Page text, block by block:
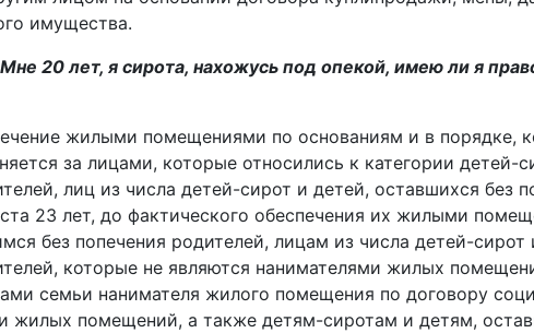
имущества.
20 лет, я сирота, нахожусь под опекой, имею ли я
жилыми помещениями по основаниям и в порядке,
за лицами, которые относились к категории детей­-
лиц из числа детей­-сирот и детей, оставшихся без
23 лет, до фактического обеспечения их жилыми
без попечения родителей, лицам из числа детей-сирот
которые не являются нанимателями жилых
семьи нанимателя жилого помещения по договору
жилых помещений, а также детям­-сиротам и детям,